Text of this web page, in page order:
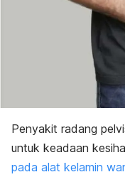
Penyakit radang
untuk keadaan
pada alat kelamin